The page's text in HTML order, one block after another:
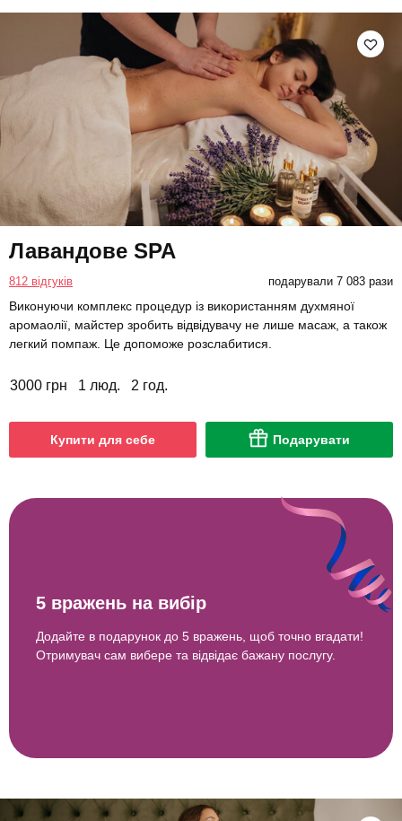
Лавандове SPA
812 відгуків подарували 7 083 рази
Виконуючи комплекс процедур із використанням духмяної
аромаолії, майстер зробить відвідувачу не лише масаж, а також
легкий помпаж. Це допоможе розслабитися.
3000 грн 1 люд. 2 год.
Купити для себе Подарувати
5 вражень на вибір
Додайте в подарунок до 5 вражень, щоб точно вгадати!
Отримувач сам вибере та відвідає бажану послугу.